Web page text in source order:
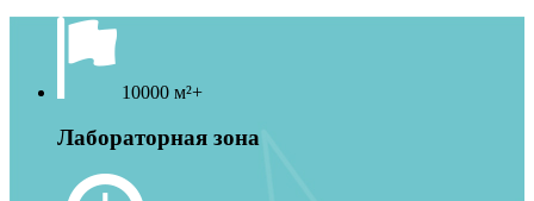
10000 м²+
Лабораторная зона